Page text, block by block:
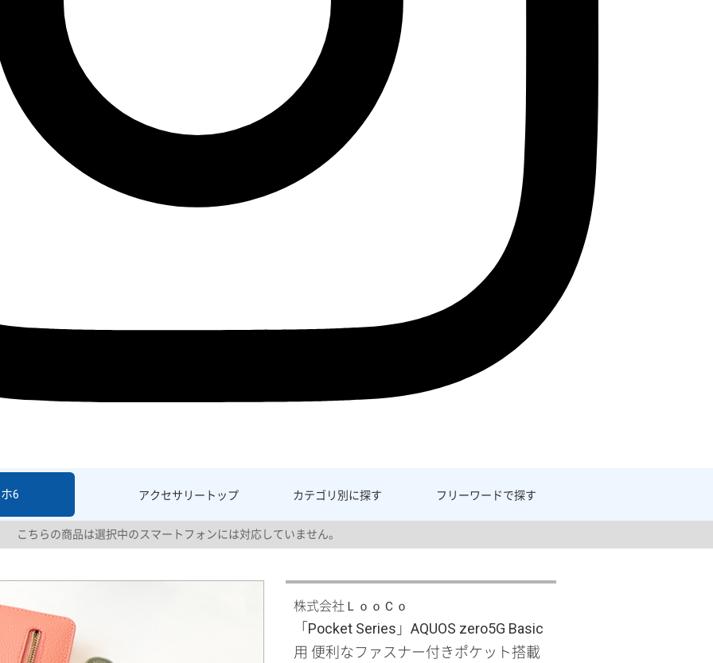
アクセサリー トップ カテゴリ別に探す フリーワードで探す
6
こちらの商品は選択中のスマートフォンには対応していません。
株式会社ＬｏｏＣｏ
「Pocket Series」AQUOS zero5G Basic
用 便利なファスナー付きポケット搭載